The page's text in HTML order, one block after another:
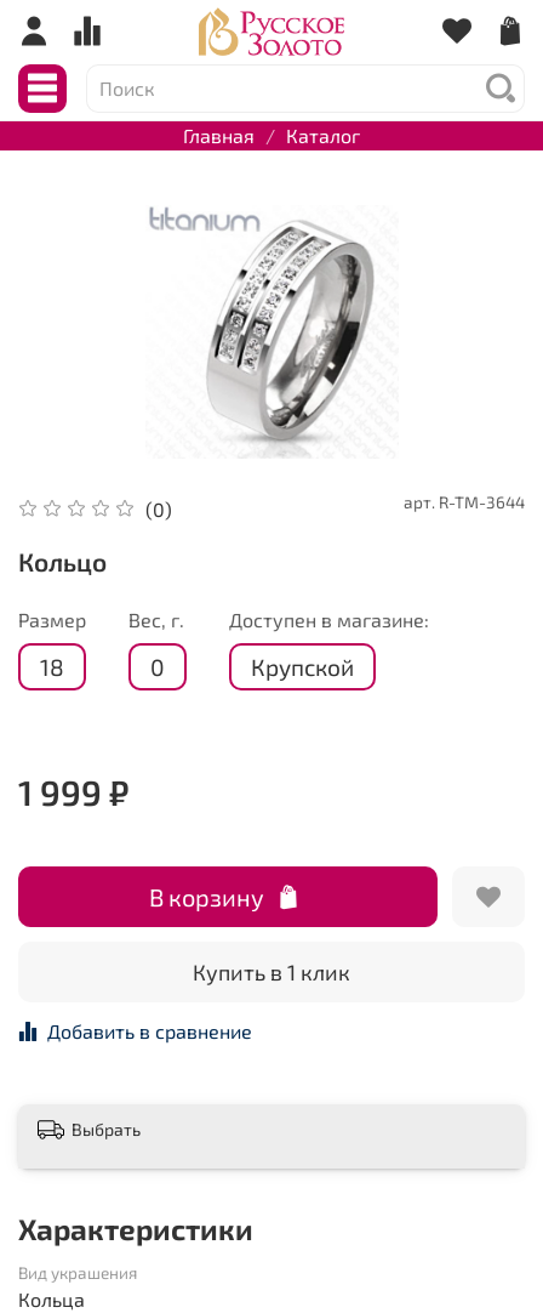
Главная Каталог
(0) арт. R-TM-3644
Кольцо
Размер
18
Вес, г.
0
Доступен в магазине:
Крупской
1 999 ₽
В корзину
Купить в 1 клик
Добавить в сравнение
Выбрать
Характеристики
Вид украшения
Кольца